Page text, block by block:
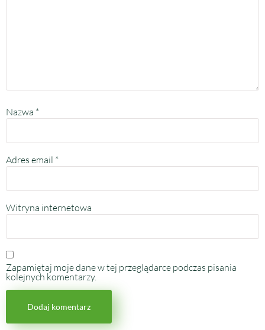
Nazwa *
Adres email *
Witryna internetowa
Zapamiętaj moje dane w tej przeglądarce podczas pisania
kolejnych komentarzy.